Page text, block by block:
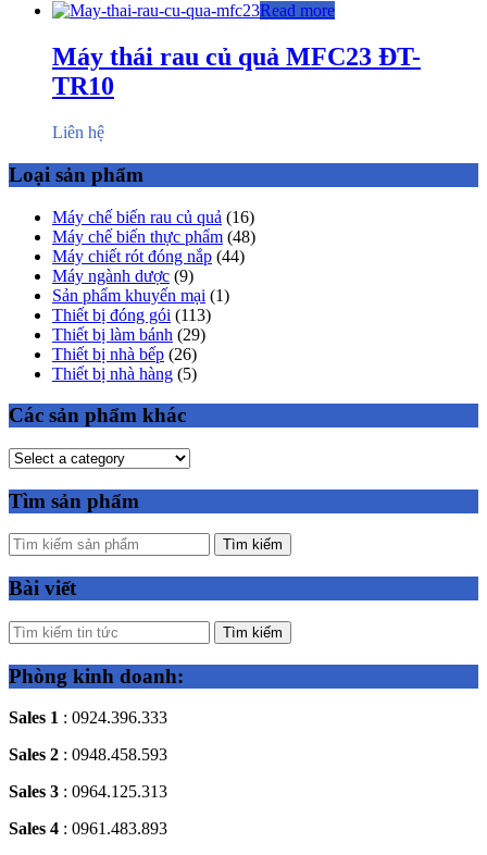
Read more
Máy thái rau củ quả MFC23 ĐT-
TR10
Liên hệ
Loại sản phẩm
Máy chế biến rau củ quả (16)
Máy chế biến thực phẩm (48)
Máy chiết rót đóng nắp (44)
Máy ngành dược (9)
Sản phẩm khuyến mại (1)
Thiết bị đóng gói (113)
Thiết bị làm bánh (29)
Thiết bị nhà bếp (26)
Thiết bị nhà hàng (5)
Các sản phẩm khác
Tìm sản phẩm
Tìm kiếm
Bài viết
Tìm kiếm
Phòng kinh doanh:
Sales 1 : 0924.396.333
Sales 2 : 0948.458.593
Sales 3 : 0964.125.313
Sales 4 : 0961.483.893